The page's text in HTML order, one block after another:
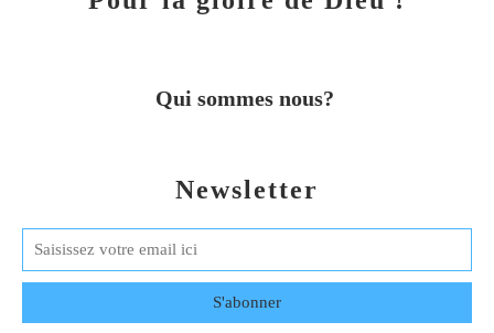
Newsletter
Qui sommes nous?